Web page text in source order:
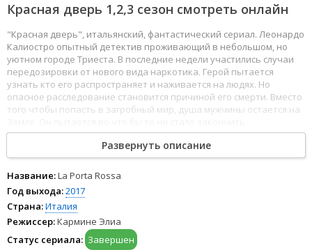
Красная дверь 1,2,3 сезон смотреть онлайн
"Красная дверь", итальянский, фантастический сериал. Леонардо
Калиостро опытный детектив проживающий в небольшом, но
уютном городе Триеста. В последние недели участились случаи
передозировки от нового вида наркотика. Герой пытается
узнать кто его распространяет и наживается на людях. Но
опасное расследование становится причиной его смерти. Вместо
того чтобы попасть в загробный мир, душа мужчины остается на
расследование, и спасти жену ведь теперь её жизни угрожает
некая преступная организация. Смотреть Красная дверь все
серии сериала подряд онлайн бесплатно в хорошем качестве
онлайн FullHD 1080p полностью на русском языке и на любых
Развернуть описание
Название:La Porta Rossa
Год выхода:2017
Страна:Италия
Режиссер:Кармине Элиа
Статус сериала: Завершен